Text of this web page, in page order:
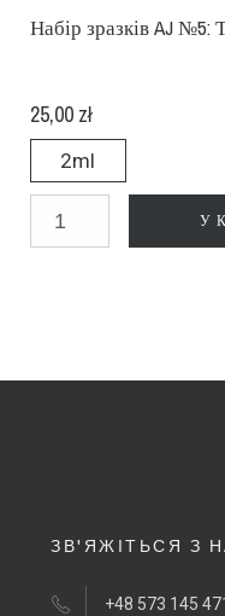
Набір зразків AJ №5:
25,00 zł
2ml
У
ЗВ'ЯЖІТЬСЯ З
+48 573 145